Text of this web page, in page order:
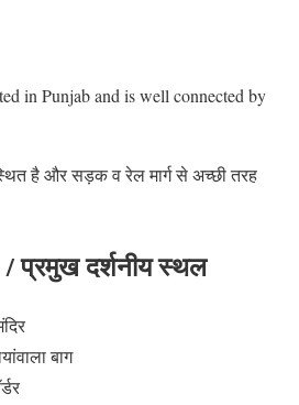
in Punjab and is well connected by
है और सड़क व रेल मार्ग से अच्छी तरह
प्रमुख दर्शनीय स्थल
बाग